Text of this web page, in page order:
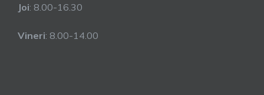
Joi: 8.00-16.30
Vineri: 8.00-14.00